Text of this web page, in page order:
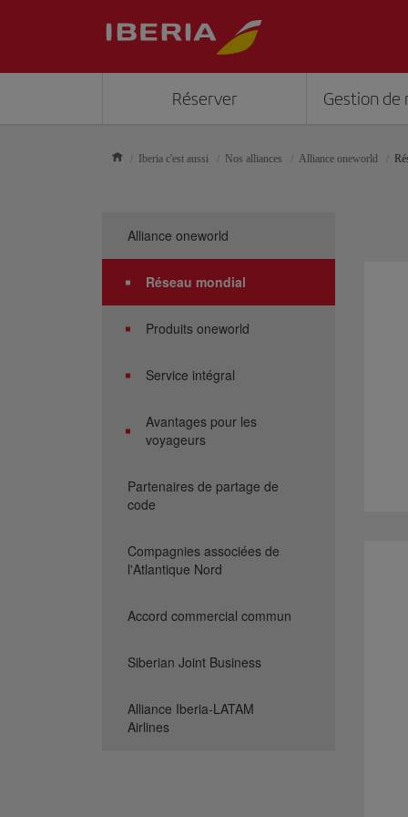
Réserver Gestion de
Iberia c'est aussi Nos alliances Alliance oneworld
Alliance oneworld
Réseau mondial
Produits oneworld
Service intégral
Avantages pour les
voyageurs
Partenaires de partage de
code
Compagnies associées de
l'Atlantique Nord
Accord commercial commun
Siberian Joint Business
Alliance Iberia-LATAM
Airlines